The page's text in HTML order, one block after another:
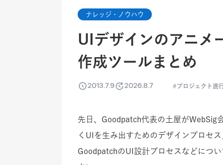
ナレッジ・ノウハウ
UIデザインのアニメ
作成ツールまとめ
2013.7.9 2026.8.7 プロジェクト進
先日、Goodpatch代表の土屋がWebSig
くUIを生み出すためのデザインプロセ
GoodpatchのUI設計プロセスなどにつ